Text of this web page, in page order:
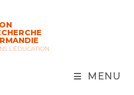
L'ÉDUCATION
MENU